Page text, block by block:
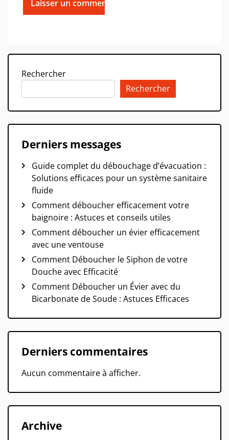
Rechercher
Rechercher
Derniers messages
Guide complet du débouchage d’évacuation :
Solutions efficaces pour un système sanitaire
fluide
Comment déboucher efficacement votre
baignoire : Astuces et conseils utiles
Comment déboucher un évier efficacement
avec une ventouse
Comment Déboucher le Siphon de votre
Douche avec Efficacité
Comment Déboucher un Évier avec du
Bicarbonate de Soude : Astuces Efficaces
Derniers commentaires
Aucun commentaire à afficher.
Archive